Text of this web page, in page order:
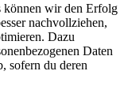
können wir den Erfolg
nachvollziehen,
Dazu
Daten
sofern du deren